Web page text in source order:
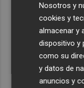
intereses del
Castelló acogerá
compañía Te
Nosotros y
cookies y
almacenar y
dispositivo y
como su
y datos de
anuncios y